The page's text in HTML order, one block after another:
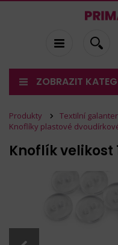
ZOBRAZIT
Produkty Textilní
Knoflíky plastové
Knoflík velikost